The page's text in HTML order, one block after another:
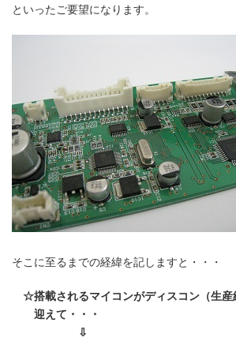
といったご要望になります。
そこに至るまでの経緯を記しますと・・・
☆搭載されるマイコンがディスコン（生産
迎えて・・・
⇩